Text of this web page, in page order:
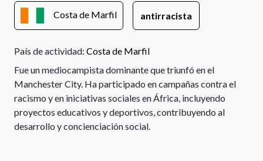
Costa de Marfil antirracista
País de actividad: Costa de Marfil
Fue un mediocampista dominante que triunfó en el
Manchester City. Ha participado en campañas contra el
racismo y en iniciativas sociales en África, incluyendo
proyectos educativos y deportivos, contribuyendo al
desarrollo y concienciación social.